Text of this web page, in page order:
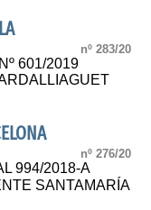
nº 283/20
601/2019
nº 276/20
994/2018-A
SANTAMARÍA